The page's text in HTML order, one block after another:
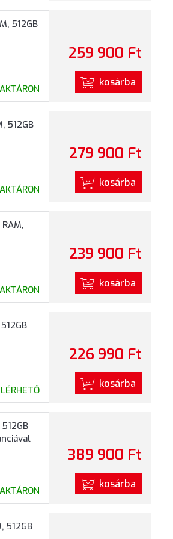
512GB
259 900 Ft
kosárba
512GB
279 900 Ft
kosárba
239 900 Ft
kosárba
226 990 Ft
kosárba
389 900 Ft
kosárba
512GB